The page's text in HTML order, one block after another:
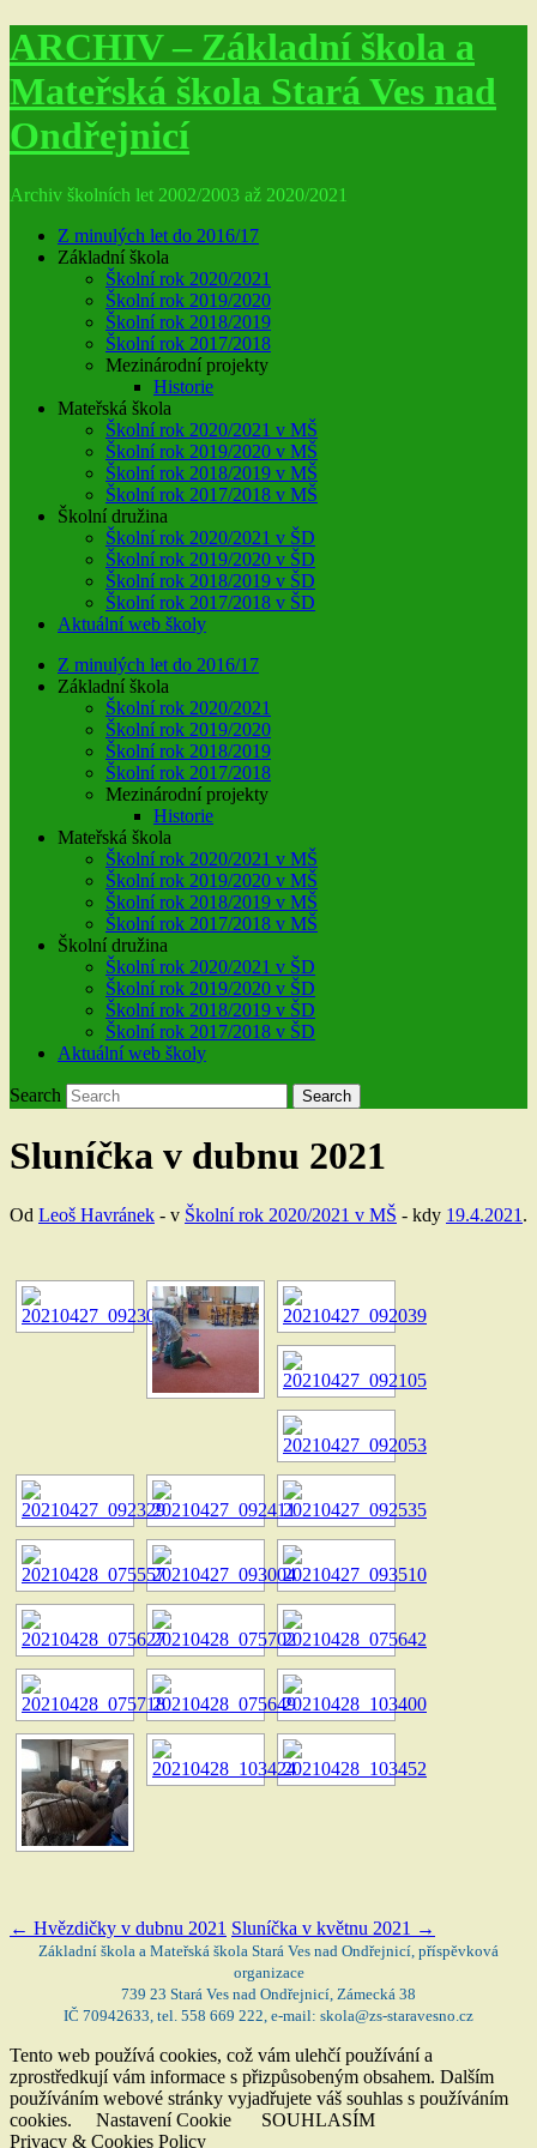
ARCHIV – Základní škola a
Mateřská škola Stará Ves nad
Ondřejnicí
Archiv školních let 2002/2003 až 2020/2021
Z minulých let do 2016/17
Základní škola
Školní rok 2020/2021
Školní rok 2019/2020
Školní rok 2018/2019
Školní rok 2017/2018
Mezinárodní projekty
Historie
Mateřská škola
Školní rok 2020/2021 v MŠ
Školní rok 2019/2020 v MŠ
Školní rok 2018/2019 v MŠ
Školní rok 2017/2018 v MŠ
Školní družina
Školní rok 2020/2021 v ŠD
Školní rok 2019/2020 v ŠD
Školní rok 2018/2019 v ŠD
Školní rok 2017/2018 v ŠD
Aktuální web školy
Z minulých let do 2016/17
Základní škola
Školní rok 2020/2021
Školní rok 2019/2020
Školní rok 2018/2019
Školní rok 2017/2018
Mezinárodní projekty
Historie
Mateřská škola
Školní rok 2020/2021 v MŠ
Školní rok 2019/2020 v MŠ
Školní rok 2018/2019 v MŠ
Školní rok 2017/2018 v MŠ
Školní družina
Školní rok 2020/2021 v ŠD
Školní rok 2019/2020 v ŠD
Školní rok 2018/2019 v ŠD
Školní rok 2017/2018 v ŠD
Aktuální web školy
Search Search
Sluníčka v dubnu 2021
Od Leoš Havránek - v Školní rok 2020/2021 v MŠ - kdy 19.4.2021 .
← Hvězdičky v dubnu 2021 Sluníčka v květnu 2021 →
Základní škola a Mateřská škola Stará Ves nad Ondřejnicí, příspěvková
organizace
739 23 Stará Ves nad Ondřejnicí, Zámecká 38
IČ 70942633, tel. 558 669 222, e-mail: skola@zs-staravesno.cz
Tento web používá cookies, což vám ulehčí používání a
zprostředkují vám informace s přizpůsobeným obsahem. Dalším
používáním webové stránky vyjadřujete váš souhlas s používáním
cookies.
Nastavení Cookie
SOUHLASÍM
Privacy & Cookies Policy